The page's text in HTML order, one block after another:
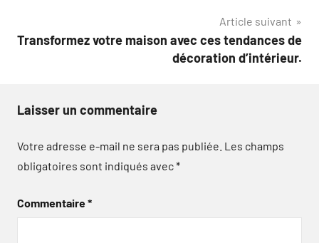
Article suivant
Transformez votre maison avec ces tendances de
décoration d’intérieur.
Laisser un commentaire
Votre adresse e-mail ne sera pas publiée. Les champs
obligatoires sont indiqués avec*
Commentaire*